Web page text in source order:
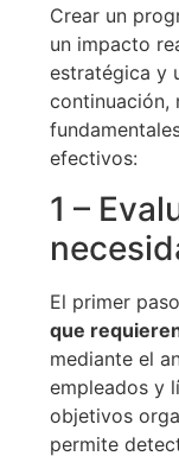
Crear un
un impacto
estratégica y
continuación,
efectivos:
1 –
El primer
que
mediante el
empleados y
objetivos
permite